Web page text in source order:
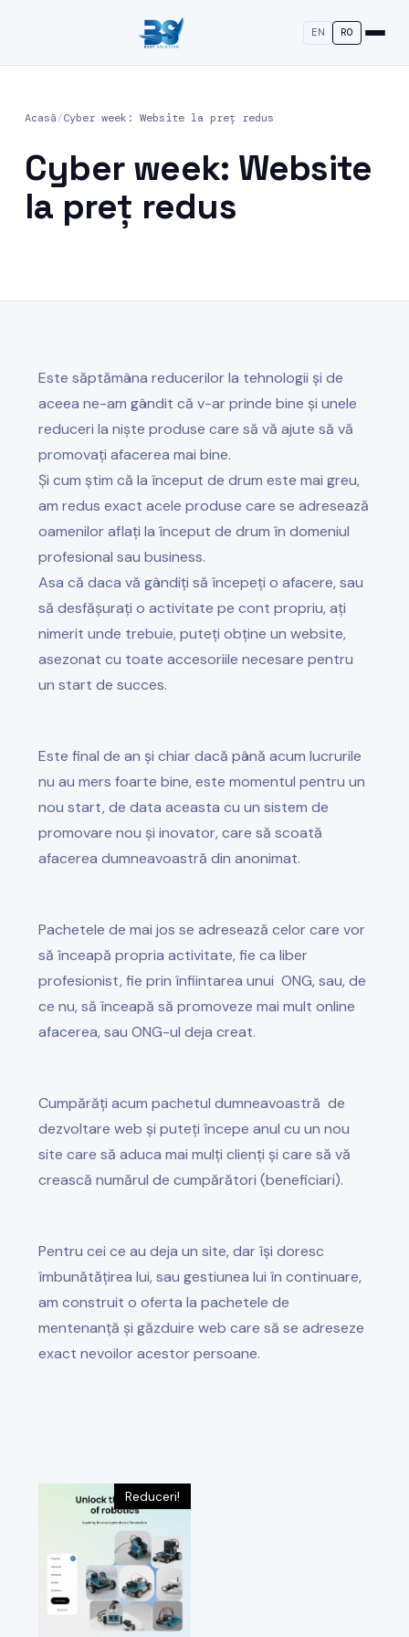
EN RO
Acasă/Cyber week: Website la preț redus
Cyber week: Website
la preț redus
Este săptămâna reducerilor la tehnologii și de
aceea ne-am gândit că v-ar prinde bine și unele
reduceri la niște produse care să vă ajute să vă
promovați afacerea mai bine.
Și cum știm că la început de drum este mai greu,
am redus exact acele produse care se adresează
oamenilor aflați la început de drum în domeniul
profesional sau business.
Asa că daca vă gândiți să începeți o afacere, sau
să desfășurați o activitate pe cont propriu, ați
nimerit unde trebuie, puteți obține un website,
asezonat cu toate accesoriile necesare pentru
un start de succes.
Este final de an și chiar dacă până acum lucrurile
nu au mers foarte bine, este momentul pentru un
nou start, de data aceasta cu un sistem de
promovare nou și inovator, care să scoată
afacerea dumneavoastră din anonimat.
Pachetele de mai jos se adresează celor care vor
să înceapă propria activitate, fie ca liber
profesionist, fie prin înfiintarea unui ONG, sau, de
ce nu, să înceapă să promoveze mai mult online
afacerea, sau ONG-ul deja creat.
Cumpărăți acum pachetul dumneavoastră de
dezvoltare web și puteți începe anul cu un nou
site care să aduca mai mulți clienți și care să vă
crească numărul de cumpărători (beneficiari).
Pentru cei ce au deja un site, dar își doresc
îmbunătățirea lui, sau gestiunea lui în continuare,
am construit o oferta la pachetele de
mentenanță și găzduire web care să se adreseze
exact nevoilor acestor persoane.
Reduceri!